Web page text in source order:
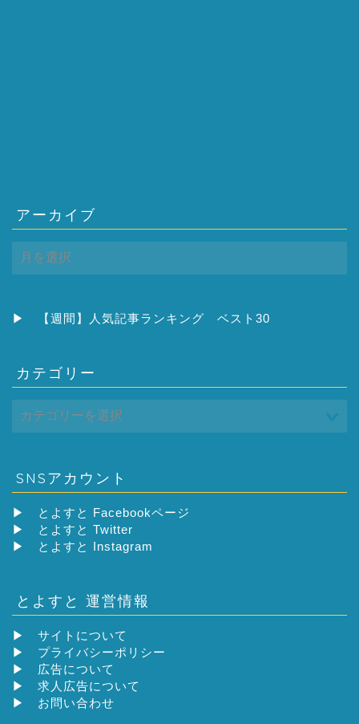
アーカイブ
ア
ー
ブ
▶ 【週間】人気記事ランキング ベスト30
カテゴリー
SNSアカウント
▶
とよすと Facebookページ
▶
とよすと Twitter
▶
とよすと Instagram
とよすと 運営情報
▶ サイトについて
▶ プライバシーポリシー
▶ 広告について
▶ 求人広告について
▶ お問い合わせ